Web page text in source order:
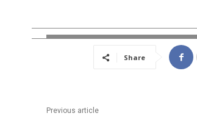
Share
Previous article